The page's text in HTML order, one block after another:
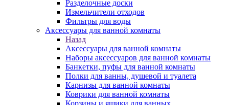
Разделочные доски
Измельчители отходов
Фильтры для воды
Аксессуары для ванной комнаты
Назад
Аксессуары для ванной комнаты
Наборы аксессуаров для ванной комнаты
Банкетки, пуфы для ванной комнаты
Полки для ванны, душевой и туалета
Карнизы для ванной комнаты
Коврики для ванной комнаты
Корзины и ящики для ванных